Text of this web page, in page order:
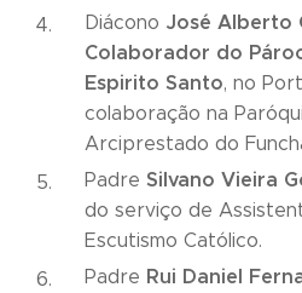
Diácono José Alberto
Colaborador do
Espirito Santo, no
colaboração na
Arciprestado do
Padre Silvano Vieira
do serviço de
Escutismo Católico.
Padre Rui Daniel